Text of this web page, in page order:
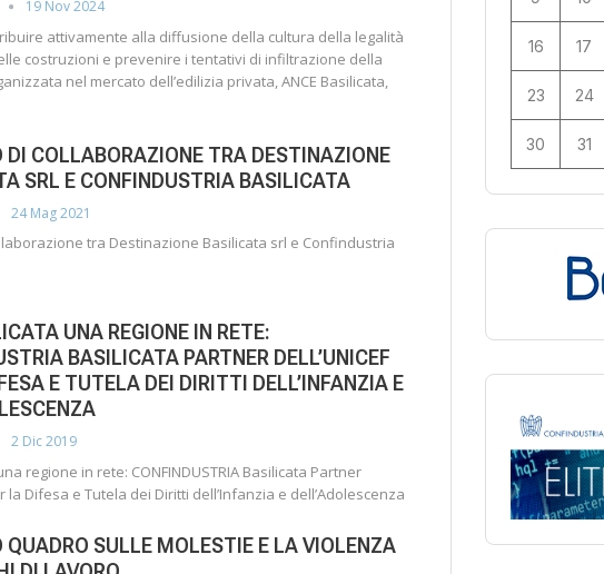
19 Nov 2024
attivamente alla diffusione della cultura della legalità
costruzioni e prevenire i tentativi di infiltrazione della
nel mercato dell’edilizia privata, ANCE Basilicata,
DI COLLABORAZIONE TRA DESTINAZIONE
SRL E CONFINDUSTRIA BASILICATA
24 Mag 2021
tra Destinazione Basilicata srl e Confindustria
UNA REGIONE IN RETE:
BASILICATA PARTNER DELL’UNICEF
E TUTELA DEI DIRITTI DELL’INFANZIA E
2 Dic 2019
regione in rete: CONFINDUSTRIA Basilicata Partner
la Difesa e Tutela dei Diritti dell’Infanzia e dell’Adolescenza
QUADRO SULLE MOLESTIE E LA VIOLENZA
16 17
23 24
30 31